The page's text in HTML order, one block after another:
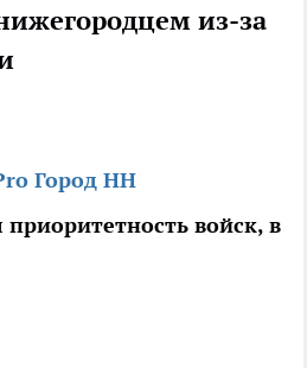
из-за
Город НН
войск, в